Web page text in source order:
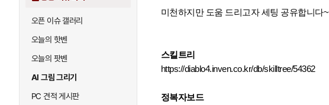
오픈 이슈 갤러리
오늘의 핫벤
오늘의 팟벤
AI 그림 그리기
PC 견적 게시판
미천하지만 도움 드리고자 세팅 공유합니다~
스킬트리
https://diablo4.inven.co.kr/db/skilltree/54362
정복자보드